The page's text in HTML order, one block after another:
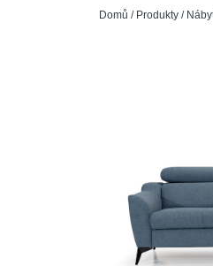
Domů / Produkty /